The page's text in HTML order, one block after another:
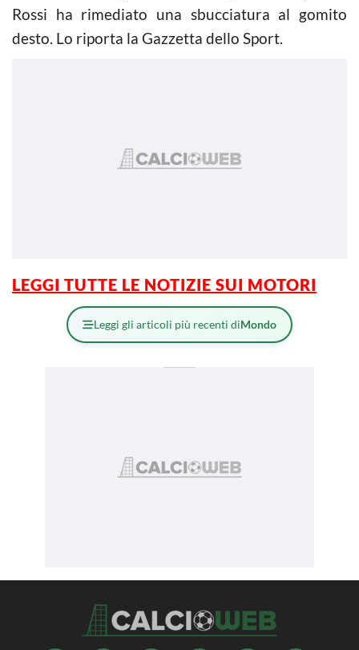
Rossi ha rimediato una sbucciatura al gomito
desto. Lo riporta la Gazzetta dello Sport.
LEGGI TUTTE LE NOTIZIE SUI MOTORI
Leggi gli articoli più recenti diMondo